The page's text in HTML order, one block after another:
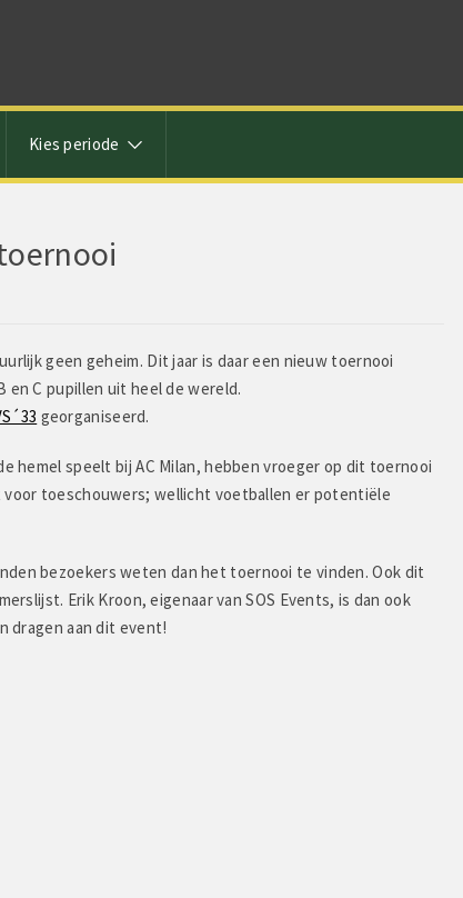
Kies periode
geen geheim. Dit jaar is daar een nieuw toernooi
C pupillen uit heel de wereld.
georganiseerd.
hemel speelt bij AC Milan, hebben vroeger op dit toernooi
toeschouwers; wellicht voetballen er potentiële
bezoekers weten dan het toernooi te vinden. Ook dit
Erik Kroon, eigenaar van SOS Events, is dan ook
dragen aan dit event!
Laura zegt:
"Gezellige dag gehad, veel gelachen en lekker